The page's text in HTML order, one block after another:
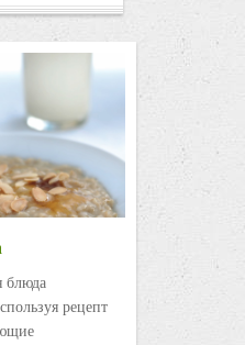
блюда
рецепт